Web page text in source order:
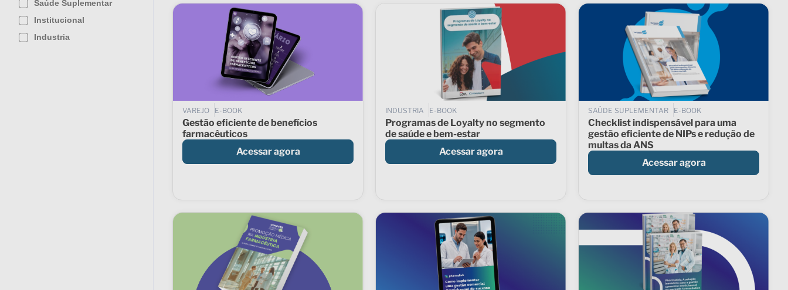
Saúde Suplementar
Institucional
Industria
VAREJO E-BOOK
Gestão eficiente de benefícios
farmacêuticos
Acessar agora
INDUSTRIA E-BOOK
Programas de Loyalty no segmento
de saúde e bem-estar
Acessar agora
SAÚDE SUPLEMENTAR E-BOOK
Checklist indispensável para uma
gestão eficiente de NIPs e redução de
multas da ANS
Acessar agora